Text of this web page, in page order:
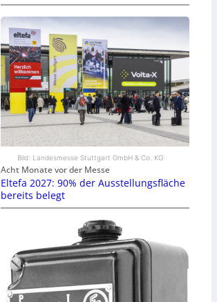
Bild: Landesmesse Stuttgart GmbH & Co. KG
Acht Monate vor der Messe
Eltefa 2027: 90% der Ausstellungsfläche
bereits belegt